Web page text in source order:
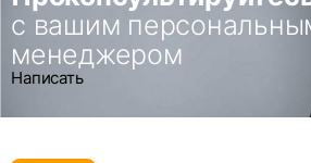
с вашим
менеджером
Написать